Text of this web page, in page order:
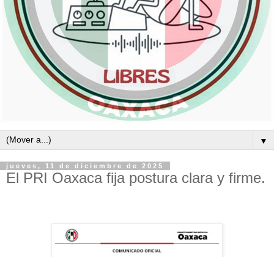
▼
jueves, 11 de diciembre de 2025
El PRI Oaxaca fija postura clara y firme.